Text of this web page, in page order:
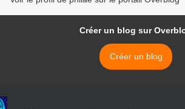
Créer un blog sur
Créer un blog